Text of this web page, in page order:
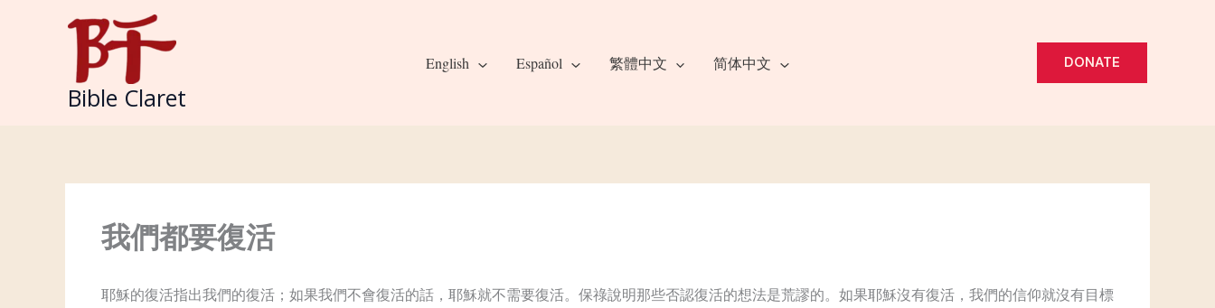
Bible Claret
English Español 繁體中文 简体中文 DONATE
我們都要復活
耶穌的復活指出我們的復活；如果我們不會復活的話，耶穌就不需要復活。保祿說明那些否認復活的想法是荒謬的。如果耶穌沒有復活，我們的信仰就沒有目標